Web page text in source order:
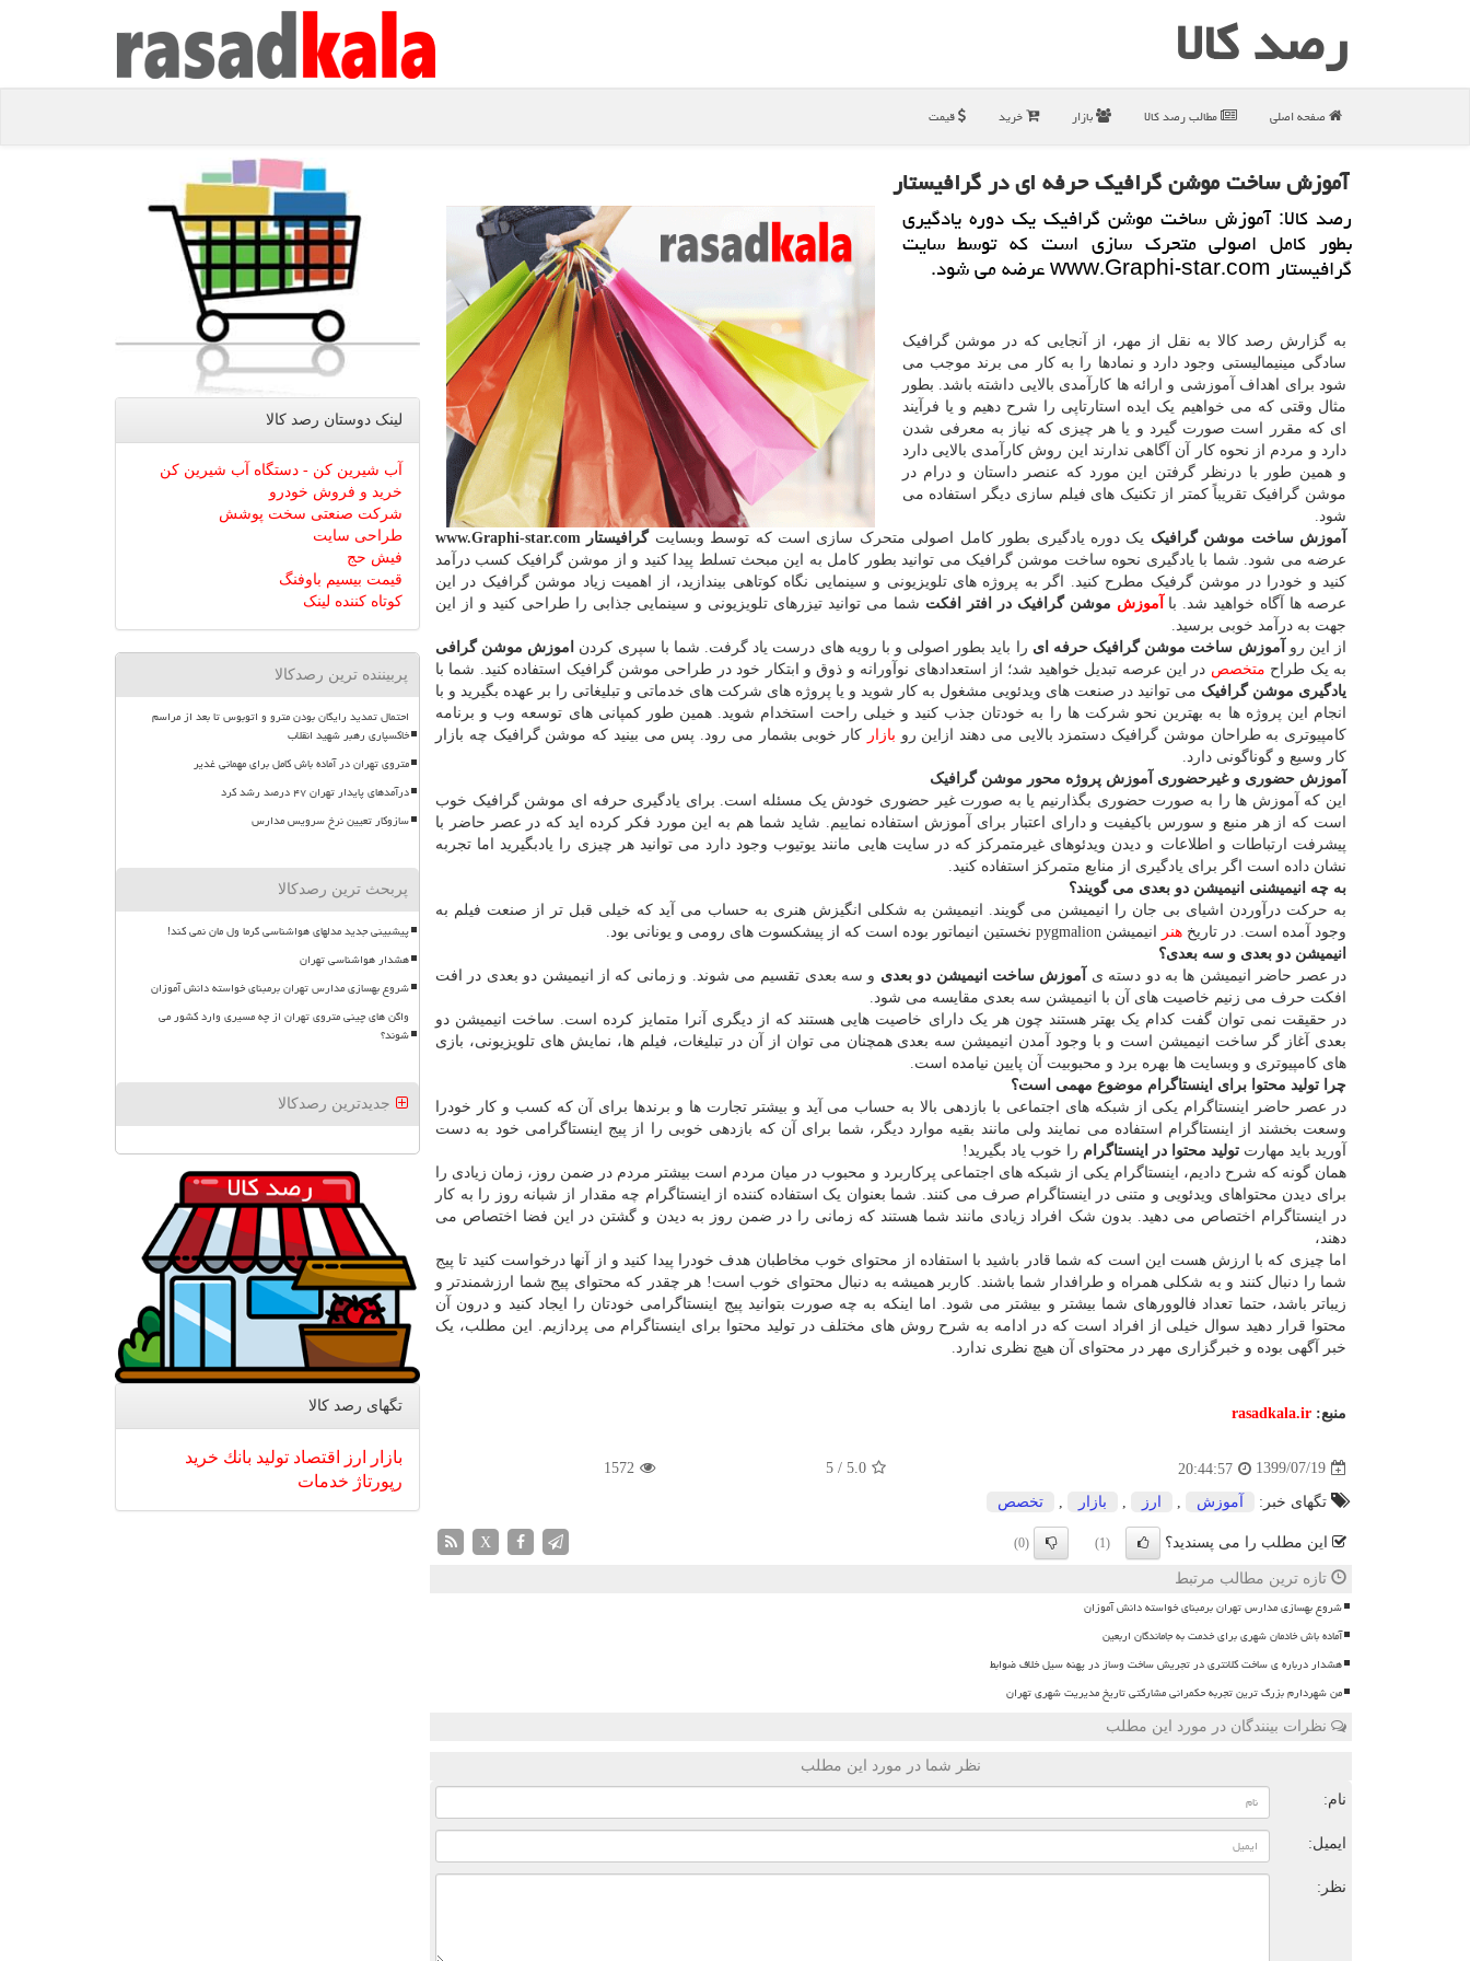
رصد كالا
صفحه اصلی مطالب رصد كالا بازار خرید قیمت
آموزش ساخت موشن گرافیك حرفه ای در گرافیستار
رصد كالا: آموزش ساخت موشن گرافیك یك دوره یادگیری
بطور كامل اصولی متحرك سازی است كه توسط سایت
گرافیستار www.Graphi-star.com عرضه می شود.
به گزارش رصد کالا به نقل از مهر، از آنجایی که در موشن گرافیک
سادگی مینیمالیستی وجود دارد و نمادها را به کار می برند موجب می
شود برای اهداف آموزشی و ارائه ها کارآمدی بالایی داشته باشد. بطور
مثال وقتی که می خواهیم یک ایده استارتاپی را شرح دهیم و یا فرآیند
ای که مقرر است صورت گیرد و یا هر چیزی که نیاز به معرفی شدن
دارد و مردم از نحوه کار آن آگاهی ندارند این روش کارآمدی بالایی دارد
و همین طور با درنظر گرفتن این مورد که عنصر داستان و درام در
موشن گرافیک تقریباً کمتر از تکنیک های فیلم سازی دیگر استفاده می
شود.
آموزش ساخت موشن گرافیک یک دوره یادگیری بطور کامل اصولی متحرک سازی است که توسط وبسایت گرافیستار www.Graphi-star.com
عرضه می شود. شما با یادگیری نحوه ساخت موشن گرافیک می توانید بطور کامل به این مبحث تسلط پیدا کنید و از موشن گرافیک کسب درآمد
کنید و خودرا در موشن گرفیک مطرح کنید. اگر به پروژه های تلویزیونی و سینمایی نگاه کوتاهی بیندازید، از اهمیت زیاد موشن گرافیک در این
عرصه ها آگاه خواهید شد. با
آموزش موشن گرافیک در افتر افکت شما می توانید تیزرهای تلویزیونی و سینمایی جذابی را طراحی کنید و از این
جهت به درآمد خوبی برسید.
از این رو آموزش ساخت موشن گرافیک حرفه ای را باید بطور اصولی و با رویه های درست یاد گرفت. شما با سپری کردن اموزش موشن گرافی
به یک طراح متخصص در این عرصه تبدیل خواهید شد؛ از استعدادهای نوآورانه و ذوق و ابتکار خود در طراحی موشن گرافیک استفاده کنید. شما با
یادگیری موشن گرافیک می توانید در صنعت های ویدئویی مشغول به کار شوید و یا پروژه های شرکت های خدماتی و تبلیغاتی را بر عهده بگیرید و با
انجام این پروژه ها به بهترین نحو شرکت ها را به خودتان جذب کنید و خیلی راحت استخدام شوید. همین طور کمپانی های توسعه وب و برنامه
کامپیوتری به طراحان موشن گرافیک دستمزد بالایی می دهند ازاین رو بازار کار خوبی بشمار می رود. پس می بینید که موشن گرافیک چه بازار
کار وسیع و گوناگونی دارد.
آموزش حضوری و غیرحضوری آموزش پروژه محور موشن گرافیک
این که آموزش ها را به صورت حضوری بگذارنیم یا به صورت غیر حضوری خودش یک مسئله است. برای یادگیری حرفه ای موشن گرافیک خوب
است که از هر منبع و سورس باکیفیت و دارای اعتبار برای آموزش استفاده نماییم. شاید شما هم به این مورد فکر کرده اید که در عصر حاضر با
پیشرفت ارتباطات و اطلاعات و دیدن ویدئوهای غیرمتمرکز که در سایت هایی مانند یوتیوب وجود دارد می توانید هر چیزی را یادبگیرید اما تجربه
نشان داده است اگر برای یادگیری از منابع متمرکز استفاده کنید.
به چه انیمیشنی انیمیشن دو بعدی می گویند؟
به حرکت درآوردن اشیای بی جان را انیمیشن می گویند. انیمیشن به شکلی انگیزش هنری به حساب می آید که خیلی قبل تر از صنعت فیلم به
وجود آمده است. در تاریخ هنر
انیمیشن pygmalion نخستین انیماتور بوده است که از پیشکسوت های رومی و یونانی بود.
انیمیشن دو بعدی و سه بعدی؟
در عصر حاضر انیمیشن ها به دو دسته ی آموزش ساخت انیمیشن دو بعدی و سه بعدی تقسیم می شوند. و زمانی که از انیمیشن دو بعدی در افت
افکت حرف می زنیم خاصیت های آن با انیمیشن سه بعدی مقایسه می شود.
در حقیقت نمی توان گفت کدام یک بهتر هستند چون هر یک دارای خاصیت هایی هستند که از دیگری آنرا متمایز کرده است. ساخت انیمیشن دو
بعدی آغاز گر ساخت انیمیشن است و با وجود آمدن انیمیشن سه بعدی همچنان می توان از آن در تبلیغات، فیلم ها، نمایش های تلویزیونی، بازی
های کامپیوتری و وبسایت ها بهره برد و محبوبیت آن پایین نیامده است.
چرا تولید محتوا برای اینستاگرام موضوع مهمی است؟
در عصر حاضر اینستاگرام یکی از شبکه های اجتماعی با بازدهی بالا به حساب می آید و بیشتر تجارت ها و برندها برای آن که کسب و کار خودرا
وسعت بخشند از اینستاگرام استفاده می نمایند ولی مانند بقیه موارد دیگر، شما برای آن که بازدهی خوبی را از پیج اینستاگرامی خود به دست
آورید باید مهارت تولید محتوا در اینستاگرام را خوب یاد بگیرید!
همان گونه که شرح دادیم، اینستاگرام یکی از شبکه های اجتماعی پرکاربرد و محبوب در میان مردم است بیشتر مردم در ضمن روز، زمان زیادی را
برای دیدن محتواهای ویدئویی و متنی در اینستاگرام صرف می کنند. شما بعنوان یک استفاده کننده از اینستاگرام چه مقدار از شبانه روز را به کار
در اینستاگرام اختصاص می دهید. بدون شک افراد زیادی مانند شما هستند که زمانی را در ضمن روز به دیدن و گشتن در این فضا اختصاص می
دهند،
اما چیزی که با ارزش هست این است که شما قادر باشید با استفاده از محتوای خوب مخاطبان هدف خودرا پیدا کنید و از آنها درخواست کنید تا پیج
شما را دنبال کنند و به شکلی همراه و طرافدار شما باشند. کاربر همیشه به دنبال محتوای خوب است! هر چقدر که محتوای پیج شما ارزشمندتر و
زیباتر باشد، حتما تعداد فالوورهای شما بیشتر و بیشتر می شود. اما اینکه به چه صورت بتوانید پیج اینستاگرامی خودتان را ایجاد کنید و درون آن
محتوا قرار دهید سوال خیلی از افراد است که در ادامه به شرح روش های مختلف در تولید محتوا برای اینستاگرام می پردازیم. این مطلب، یک
خبر آگهی بوده و خبرگزاری مهر در محتوای آن هیچ نظری ندارد.
منبع: rasadkala.ir
1399/07/19
20:44:57
5.0
/
5
1572
تگهای خبر: آموزش ارز بازار تخصص
این مطلب را می پسندید؟ (1)
(0)
X
تازه ترین مطالب مرتبط
شروع بهسازی مدارس تهران برمبنای خواسته دانش آموزان
آماده باش خادمان شهری برای خدمت به جاماندگان اربعین
هشدار درباره ی ساخت کلانتری در تجریش ساخت وساز در پهنه سیل خلاف ضوابط
من شهردارم بزرگ ترین تجربه حکمرانی مشارکتی تاریخ مدیریت شهری تهران
نظرات بینندگان در مورد این مطلب
نظر شما در مورد این مطلب
نام:
ایمیل:
نظر:
لینک دوستان رصد كالا
آب شیرین کن - دستگاه آب شیرین کن
خرید و فروش خودرو
شرکت صنعتی سخت پوشش
طراحی سایت
فیش حج
قیمت بیسیم باوفنگ
کوتاه کننده لینک
پربیننده ترین رصدکالا
احتمال تمدید رایگان بودن مترو و اتوبوس تا بعد از مراسم
خاکسپاری رهبر شهید انقلاب
متروی تهران در آماده باش کامل برای مهمانی غدیر
درآمدهای پایدار تهران ۴۷ درصد رشد کرد
سازوکار تعیین نرخ سرویس مدارس
پربحث ترین رصدکالا
پیشبینی جدید مدلهای هواشناسی گرما ول مان نمی کند!
هشدار هواشناسی تهران
شروع بهسازی مدارس تهران برمبنای خواسته دانش آموزان
واگن های چینی متروی تهران از چه مسیری وارد کشور می
شوند؟
جدیدترین رصدکالا
تگهای رصد كالا
بازار ارز اقتصاد تولید بانك خرید
رپورتاژ خدمات